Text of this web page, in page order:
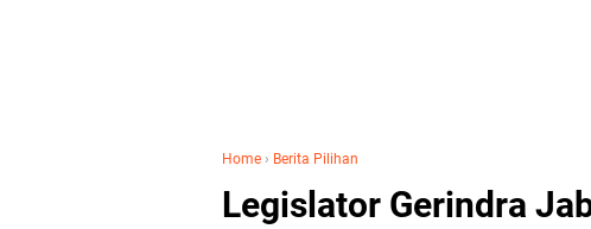
Home › Berita Pilihan
Legislator Gerindra